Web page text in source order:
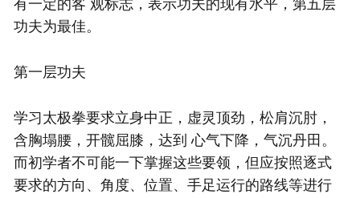
有一定的客 观标志，表示功夫的现有水平，第五层
功夫为最佳。
第一层功夫
学习太极拳要求立身中正，虚灵顶劲，松肩沉肘，
含胸塌腰，开髋屈膝，达到 心气下降，气沉丹田。
而初学者不可能一下掌握这些要领，但应按照逐式
要求的方向、角度、位置、手足运行的路线等进行